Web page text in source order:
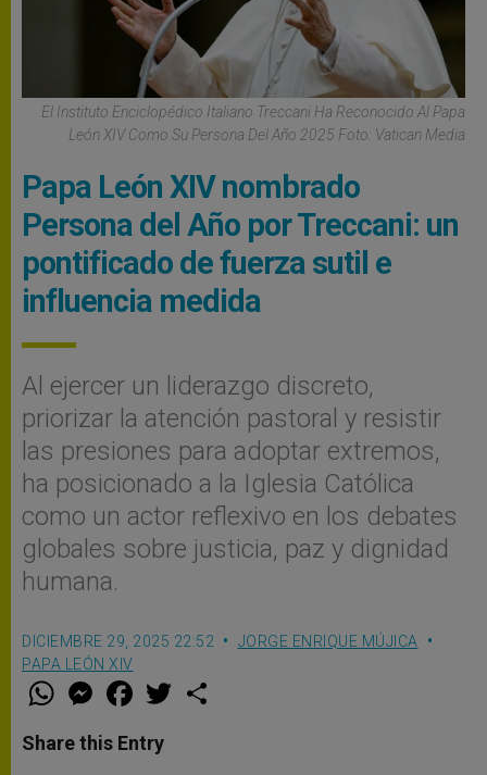
El Instituto Enciclopédico Italiano Treccani Ha Reconocido Al Papa
León XIV Como Su Persona Del Año 2025 Foto: Vatican Media
Papa León XIV nombrado
Persona del Año por Treccani: un
pontificado de fuerza sutil e
influencia medida
Al ejercer un liderazgo discreto,
priorizar la atención pastoral y resistir
las presiones para adoptar extremos,
ha posicionado a la Iglesia Católica
como un actor reflexivo en los debates
globales sobre justicia, paz y dignidad
humana.
DICIEMBRE 29, 2025 22:52
JORGE ENRIQUE MÚJICA
PAPA LEÓN XIV
W
t
s
M
e
s
e
F
a
e
b
w
Share this Entry